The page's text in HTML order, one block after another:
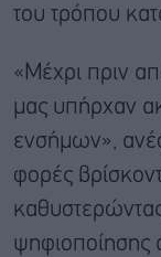
του τρόπου
«Μέχρι πριν
μας υπήρχαν
ενσήμων»,
φορές
ψηφιοποίησης